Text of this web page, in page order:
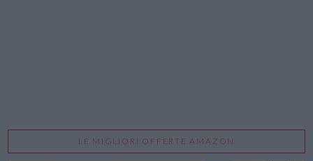
LE MIGLIORI OFFERTE AMAZON